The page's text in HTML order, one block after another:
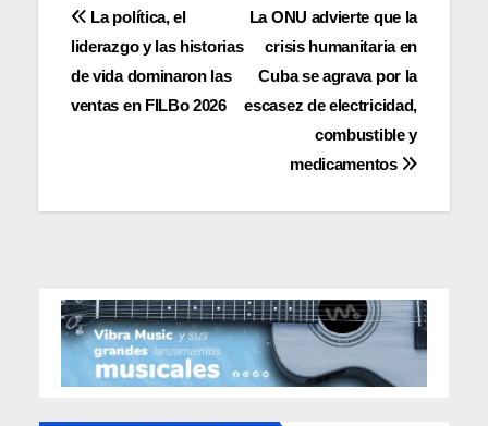
Navegación
de
entradas
La ONU advierte que la
crisis humanitaria en
Cuba se agrava por la
escasez de electricidad,
combustible y
medicamentos
La política, el
liderazgo y las historias
de vida dominaron las
ventas en FILBo 2026